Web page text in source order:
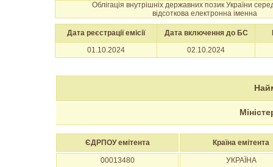
Облігація внутрішніх державних позик України
відсоткова електронна іменна
Дата реєстрації емісії Дата включення до БС
01.10.2024
02.10.2024
ЄДРПОУ емітента Країна емітента
00013480 УКРАЇНА